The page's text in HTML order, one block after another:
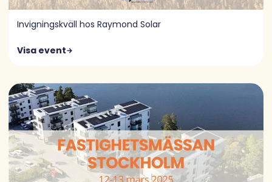
Invigningskväll hos Raymond Solar
Visa event